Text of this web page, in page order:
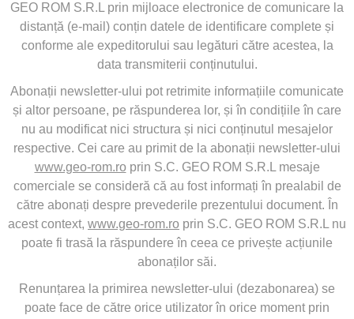
GEO ROM S.R.L prin mijloace electronice de comunicare la
distanță (e-mail) conțin datele de identificare complete și
conforme ale expeditorului sau legături către acestea, la
data transmiterii conținutului.
Abonații newsletter-ului pot retrimite informațiile comunicate
și altor persoane, pe răspunderea lor, și în condițiile în care
nu au modificat nici structura și nici conținutul mesajelor
respective. Cei care au primit de la abonații newsletter-ului
www.geo-rom.roprin S.C. GEO ROM S.R.L mesaje
comerciale se consideră că au fost informați în prealabil de
către abonați despre prevederile prezentului document. În
acest context, www.geo-rom.ro prin S.C. GEO ROM S.R.L nu
poate fi trasă la răspundere în ceea ce privește acțiunile
abonaților săi.
Renunțarea la primirea newsletter-ului (dezabonarea) se
poate face de către orice utilizator în orice moment prin